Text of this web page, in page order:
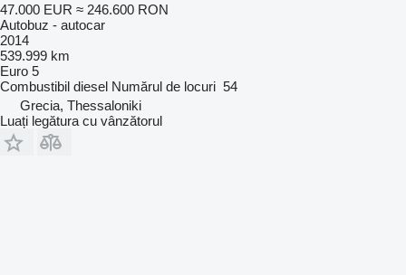
47.000 EUR ≈ 246.600 RON
Autobuz - autocar
2014
539.999 km
Euro 5
Combustibil diesel Numărul de locuri 54
Grecia, Thessaloniki
Luați legătura cu vânzătorul